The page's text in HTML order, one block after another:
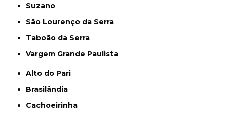
Suzano
São Lourenço da Serra
Taboão da Serra
Vargem Grande Paulista
Alto do Pari
Brasilândia
Cachoeirinha